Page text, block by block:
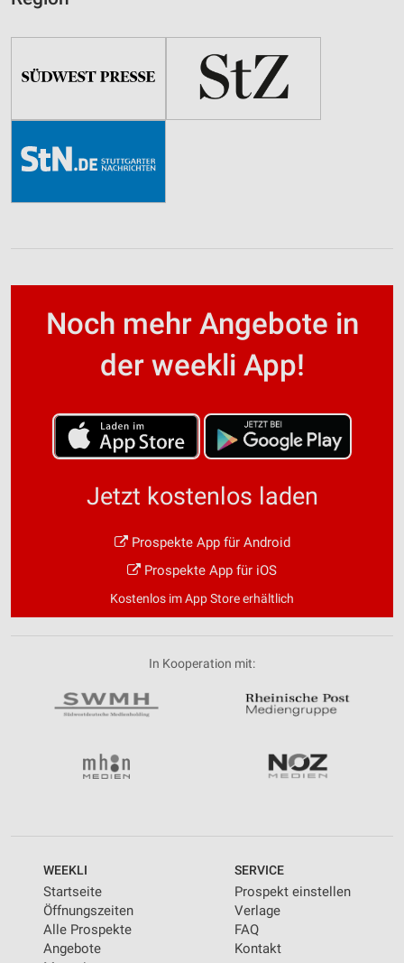
Noch mehr Angebote in
der weekli App!
Jetzt kostenlos laden
Prospekte App für Android
Prospekte App für iOS
Kostenlos im App Store erhältlich
In Kooperation mit:
WEEKLI
Startseite
Öffnungszeiten
Alle Prospekte
Angebote
SERVICE
Prospekt einstellen
Verlage
FAQ
Kontakt